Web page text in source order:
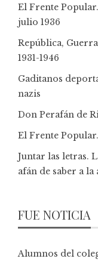
El Frente
julio 1936
República,
1931-1946
Gaditanos
nazis
Don Perafán de
El Frente
Juntar las letras.
afán de saber a
FUE NOTICIA
Alumnos del